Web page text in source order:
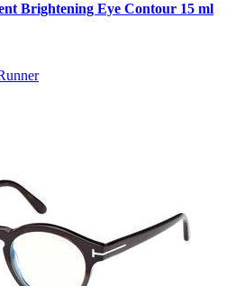
Brightening Eye Contour 15 ml